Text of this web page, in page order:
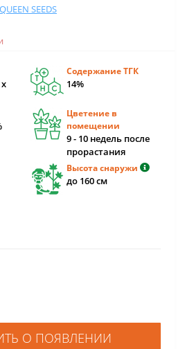
SEEDS
Содержание ТГК
14%
Цветение в
помещении
9 - 10 недель после
прорастания
Высота снаружи
до 160 см
О ПОЯВЛЕНИИ